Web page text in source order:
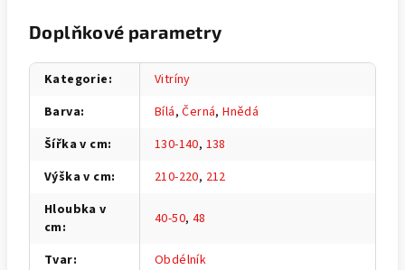
Doplňkové parametry
Kategorie:
Vitríny
Barva: Bílá,Černá,Hnědá
Šířka v cm: 130-140, 138
Výška v cm: 210-220, 212
Hloubka v
cm: 40-50, 48
Tvar: Obdélník